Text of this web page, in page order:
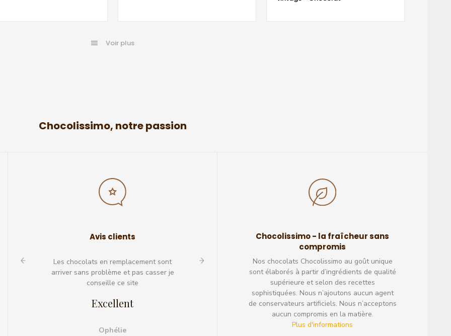
Voir plus
Chocolissimo, notre passion
Avis clients
et
Les chocolats en remplacement sont
arriver sans problème et pas casser je
conseille ce site
Ophélie
Excellent
parfait,un vrai plaisir pour les yeux et
les papilles.
Excellent
Les chocolats en
arriver sans problème et pas
Excellent
Chocolissimo - la fraîcheur sans
compromis
Nos chocolats Chocolissimo au goût unique
sont élaborés à partir d’ingrédients de qualité
supérieure et selon des recettes
sophistiquées. Nous n’ajoutons aucun agent
de conservateurs artificiels. Nous n’acceptons
aucun compromis en la matière.
Plus d'informations